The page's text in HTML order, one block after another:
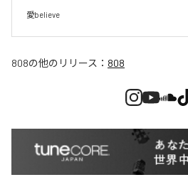
愛believe
808の他のリリース： 808